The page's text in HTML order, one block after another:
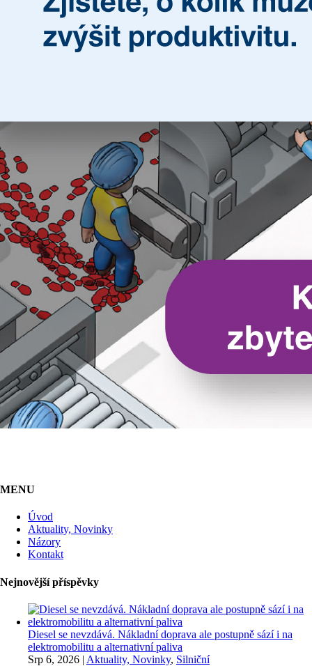
MENU
Úvod
Aktuality, Novinky
Názory
Kontakt
Nejnovější příspěvky
Diesel se nevzdává. Nákladní doprava ale postupně sází i na
elektromobilitu a alternativní paliva
Srp 6, 2026 | Aktuality, Novinky, Silniční